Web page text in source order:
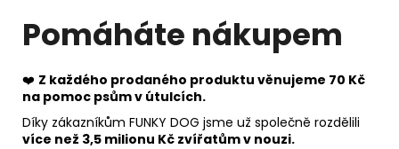
Pomáháte nákupem
❤️ Z každého prodaného produktu věnujeme 70 Kč
na pomoc psům v útulcích.
Díky zákazníkům FUNKY DOG jsme už společně rozdělili
více než 3,5 milionu Kč zvířatům v nouzi.